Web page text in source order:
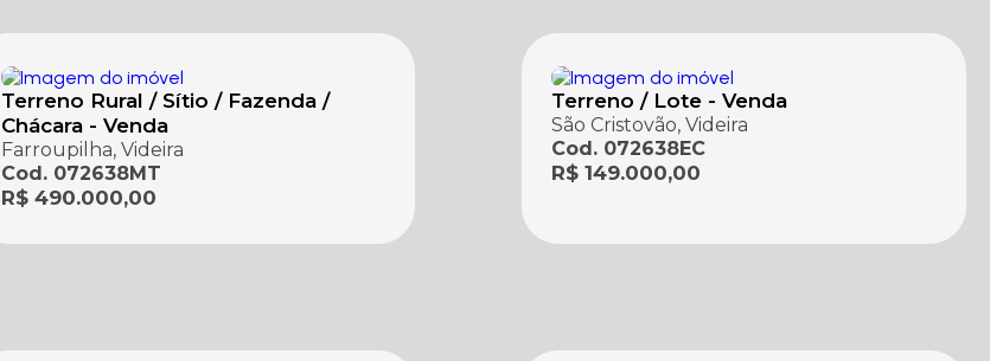
Terreno Rural / Sítio / Fazenda /
Chácara - Venda
Farroupilha, Videira
Cod. 072638MT
R$ 490.000,00
Terreno / Lote - Venda
São Cristovão, Videira
Cod. 072638EC
R$ 149.000,00